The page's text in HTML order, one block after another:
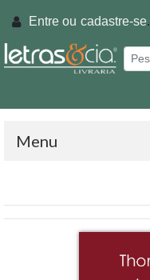
Entre ou cadastre-se.
Menu